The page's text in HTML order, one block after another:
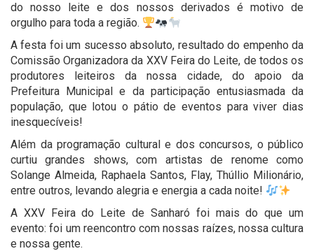
do nosso leite e dos nossos derivados é motivo de
orgulho para toda a região.
A festa foi um sucesso absoluto, resultado do empenho da
Comissão Organizadora da XXV Feira do Leite, de todos os
produtores leiteiros da nossa cidade, do apoio da
Prefeitura Municipal e da participação entusiasmada da
população, que lotou o pátio de eventos para viver dias
inesquecíveis!
Além da programação cultural e dos concursos, o público
curtiu grandes shows, com artistas de renome como
Solange Almeida, Raphaela Santos, Flay, Thúllio Milionário,
entre outros, levando alegria e energia a cada noite!
A XXV Feira do Leite de Sanharó foi mais do que um
evento: foi um reencontro com nossas raízes, nossa cultura
e nossa gente.